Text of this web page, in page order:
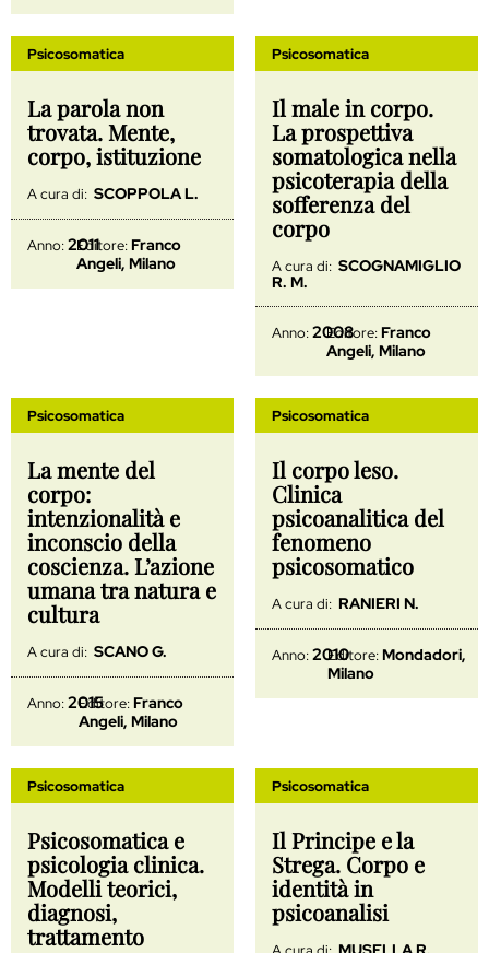
Psicosomatica
La parola non
trovata. Mente,
corpo, istituzione
A cura di: SCOPPOLA L.
Anno:2011
Editore:Franco
Angeli, Milano
Psicosomatica
Il male in corpo.
La prospettiva
somatologica nella
psicoterapia della
sofferenza del
corpo
A cura di: SCOGNAMIGLIO
R. M.
Anno:2008
Editore:Franco
Angeli, Milano
Psicosomatica
La mente del
corpo:
intenzionalità e
inconscio della
coscienza. L’azione
umana tra natura e
cultura
A cura di: SCANO G.
Anno:2015
Editore:Franco
Angeli, Milano
Psicosomatica
Il corpo leso.
Clinica
psicoanalitica del
fenomeno
psicosomatico
A cura di: RANIERI N.
Anno:2010
Editore:Mondadori,
Milano
Psicosomatica
Psicosomatica e
psicologia clinica.
Modelli teorici,
diagnosi,
trattamento
Psicosomatica
Il Principe e la
Strega. Corpo e
identità in
psicoanalisi